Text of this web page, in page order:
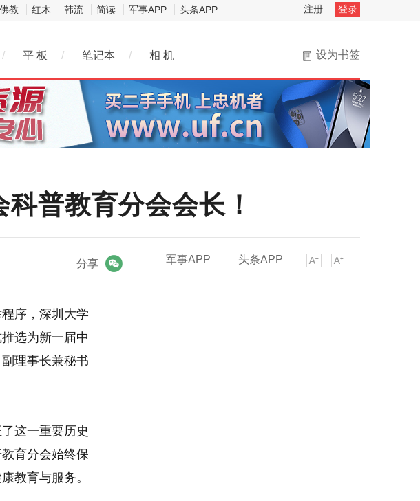
佛教 红木 韩流 简读 军事APP 头条APP 注册 登录
设为书签
/ 平 板 / 笔记本 / 相 机
普教育分会会长！
军事APP 头条APP
分享
序，深圳大学
选为新一届中
理事长兼秘书
这一重要历史
育分会始终保
教育与服务。